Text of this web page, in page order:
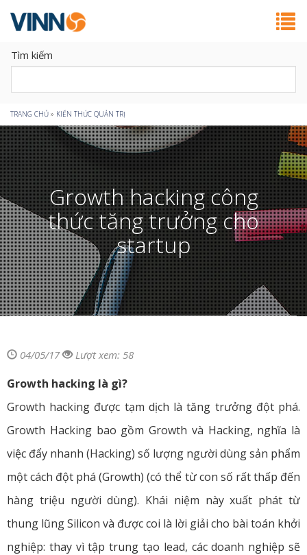
Tìm kiếm
Bạn
đang
ở
đây
TRANG CHỦ » KIẾN THỨC QUẢN TRỊ
Growth hacking công
thức tăng trưởng cho
startup
04/05/17 Lượt xem: 58
Growth hacking là gì?
Growth hacking được tạm dịch là tăng trưởng đột phá.
Growth Hacking bao gồm Growth và Hacking, nghĩa là
việc đẩy nhanh (Hacking) số lượng người dùng sản phẩm
một cách đột phá (Growth) (có thể từ con số rất thấp đến
hàng triệu người dùng). Khái niệm này xuất phát từ
thung lũng Silicon và được coi là lời giải cho bài toán khởi
nghiệp: thay vì tập trung tạo lead, các doanh nghiệp sẽ